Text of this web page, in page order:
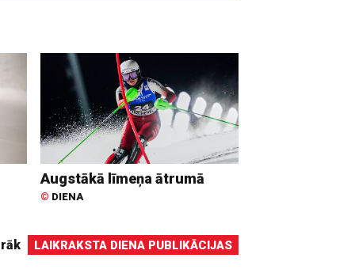
Augstākā līmeņa ātrumā
© DIENA
LAIKRAKSTA DIENA PUBLIKĀCIJAS